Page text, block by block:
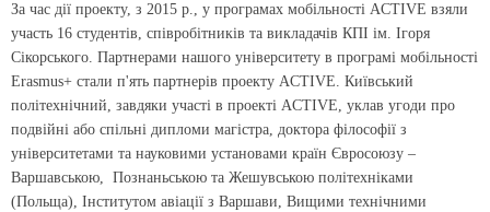
За час дії проекту, з 2015 р., у програмах мобільності ACTIVE взяли
участь 16 студентів, співробітників та викладачів КПІ ім. Ігоря
Сікорського. Партнерами нашого університету в програмі мобільності
Erasmus+ стали п'ять партнерів проекту ACTIVE. Київський
політехнічний, завдяки участі в проекті ACTIVE, уклав угоди про
подвійні або спільні дипломи магістра, доктора філософії з
університетами та науковими установами країн Євросоюзу –
Варшавською, Познаньською та Жешувською політехніками
(Польща), Інститутом авіації з Варшави, Вищими технічними